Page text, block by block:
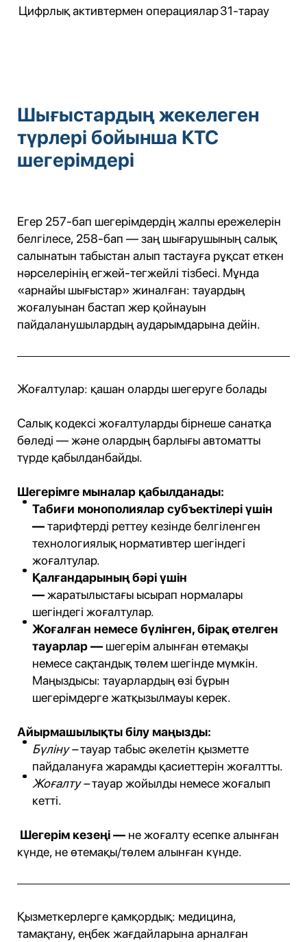
Цифрлық активтермен операциялар31-тарау
Шығыстардың жекелеген
түрлері бойынша КТС
шегерімдері
Егер 257-бап шегерімдердің жалпы ережелерін
белгілесе, 258-бап — заң шығарушының салық
салынатын табыстан алып тастауға рұқсат еткен
нәрселерінің егжей-тегжейлі тізбесі. Мұнда
«арнайы шығыстар» жиналған: тауардың
жоғалуынан бастап жер қойнауын
пайдаланушылардың аударымдарына дейін.
Жоғалтулар: қашан оларды шегеруге болады
Салық кодексі жоғалтуларды бірнеше санатқа
бөледі — және олардың барлығы автоматты
түрде қабылданбайды.
Шегерімге мыналар қабылданады:
Табиғи монополиялар субъектілері үшін
—тарифтерді реттеу кезінде белгіленген
технологиялық нормативтер шегіндегі
жоғалтулар.
Қалғандарының бәрі үшін
—жаратылыстағы ысырап нормалары
шегіндегі жоғалтулар.
Жоғалған немесе бүлінген, бірақ өтелген
тауарлар — шегерім алынған өтемақы
немесе сақтандық төлем шегінде мүмкін.
Маңыздысы: тауарлардың өзі бұрын
шегерімдерге жатқызылмауы керек.
Айырмашылықты білу маңызды:
Бүліну –тауар табыс әкелетін қызметте
пайдалануға жарамды қасиеттерін жоғалтты.
Жоғалту –тауар жойылды немесе жоғалып
кетті.
Шегерім кезеңі — не жоғалту есепке алынған
күнде, не өтемақы/төлем алынған күнде.
Қызметкерлерге қамқордық: медицина,
тамақтану, еңбек жағдайларына арналған